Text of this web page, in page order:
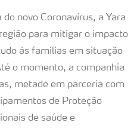
novo Coronavírus, a Yara
para mitigar o impacto
às famílias em situação
o momento, a companhia
metade em parceria com
de Proteção
de saúde e